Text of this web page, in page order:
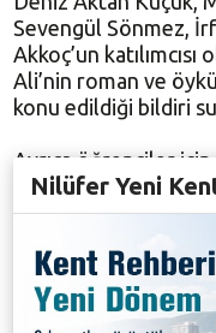
Sevengül Sönmez,
Akkoç’un
Ali’nin roman ve
konu edildiği bildiri
Ayrıca öğrenciler için
Atölyesi eğitmeni
katılımcısı gençlerin,
seçici kurulundan
katılımcısı
aktaracakları bir
yaratıcılığının
Nilüfer Yeni